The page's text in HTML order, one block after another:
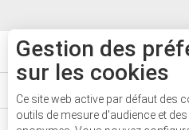
Gestion des
sur les cookies
Ce site web active par défaut des
outils de mesure d'audience et